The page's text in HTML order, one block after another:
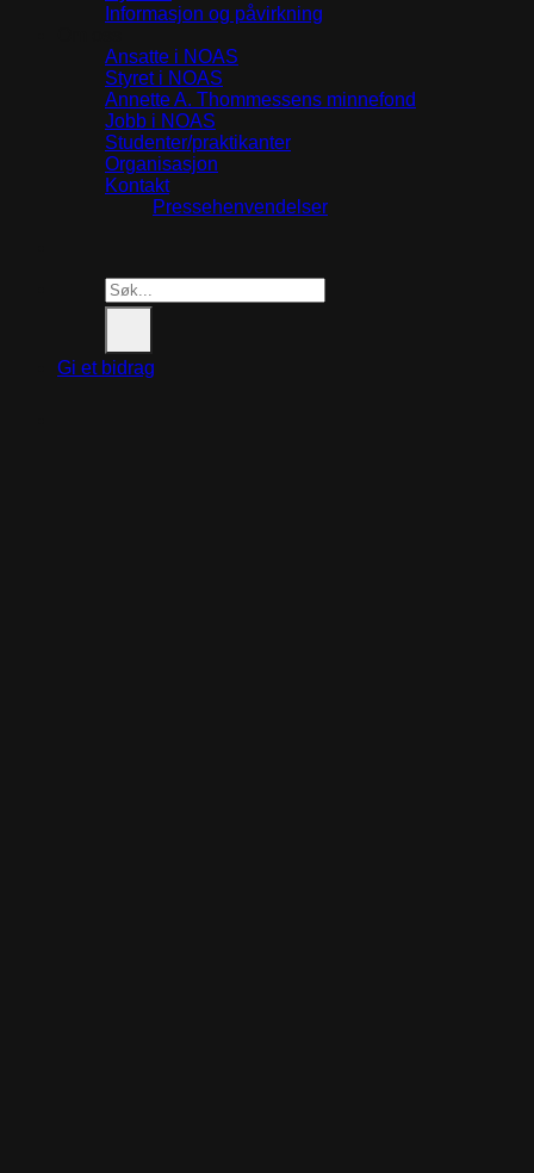
Informasjon og påvirkning
Ansatte i NOAS
Styret i NOAS
Annette A. Thommessens minnefond
Jobb i NOAS
Studenter/praktikanter
Organisasjon
Kontakt
Pressehenvendelser
Search
for:
Gi et bidrag